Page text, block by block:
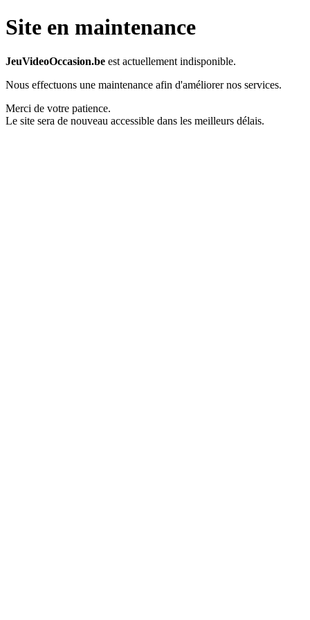
Site en maintenance
JeuVideoOccasion.be est actuellement indisponible.
Nous effectuons une maintenance afin d'améliorer nos services.
Merci de votre patience.
Le site sera de nouveau accessible dans les meilleurs délais.